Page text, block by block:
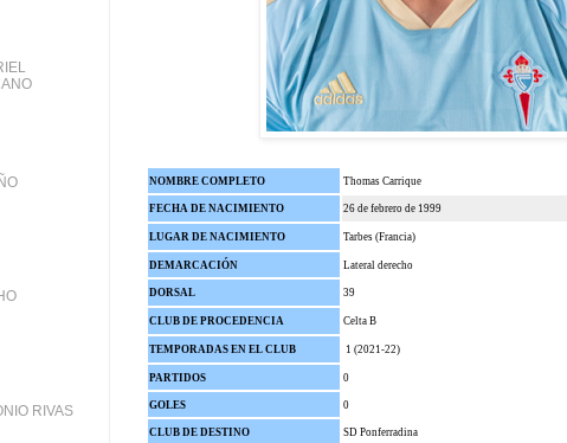
NOMBRE COMPLETO Thomas Carrique
FECHA DE NACIMIENTO 26 de febrero de 1999
LUGAR DE NACIMIENTO Tarbes (Francia)
DEMARCACIÓN Lateral derecho
DORSAL 39
CLUB DE PROCEDENCIA Celta B
TEMPORADAS EN EL CLUB 1 (2021-22)
PARTIDOS 0
GOLES 0
CLUB DE DESTINO SD Ponferradina
RIVAS